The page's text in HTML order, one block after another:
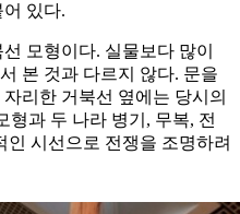
있다.
모형이다. 실물보다 많이
본 것과 다르지 않다. 문을
리한 거북선 옆에는 당시의
형과 두 나라 병기, 무복, 전
시선으로 전쟁을 조명하려